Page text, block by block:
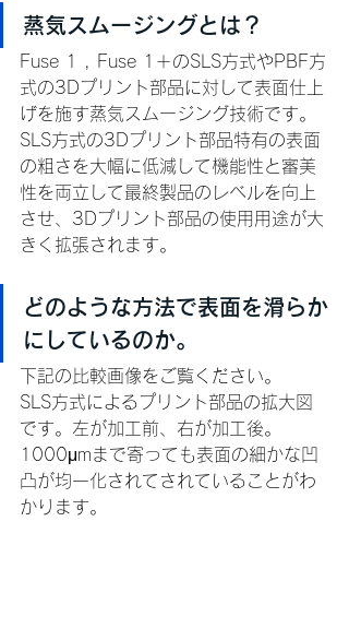
蒸気スムージングとは？
Fuse 1 , Fuse 1＋のSLS方式やPBF方
式の3Dプリント部品に対して表面仕上
げを施す蒸気スムージング技術です。
SLS方式の3Dプリント部品特有の表面
の粗さを大幅に低減して機能性と審美
性を両立して最終製品のレベルを向上
させ、3Dプリント部品の使用用途が大
きく拡張されます。
どのような方法で表面を滑らか
にしているのか。
下記の比較画像をご覧ください。
SLS方式によるプリント部品の拡大図
です。左が加工前、右が加工後。
1000μmまで寄っても表面の細かな凹
凸が均一化されてされていることがわ
かります。